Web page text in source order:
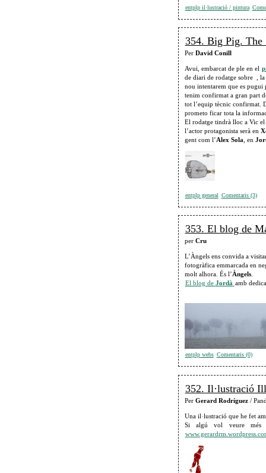
entplp il·lustració / pintura
354. Big Pig. The
Per David Conill
Avui, embarcat de ple en el
de diari de rodatge sobre ,
nou intentarem que es
tenim confirmat a gran part
tot l’equip tècnic confirmat.
prometo ficar tota la
El rodatge tindrà lloc a Vic
l’actor protagonista serà en
gent com l’Alex Sola , en
entplp general Comentaris (3)
353. El blog de
per Cru
L’Àngels ens convida a
fotogràfica emmarcada en
molt alhora. És l’Àngels.
El blog de Jordà amb
entplp webs Comentaris (0)
352. Il·lustració
Per Gerard Rodríguez/
Una il·lustració que he fet
Si algú vol veure